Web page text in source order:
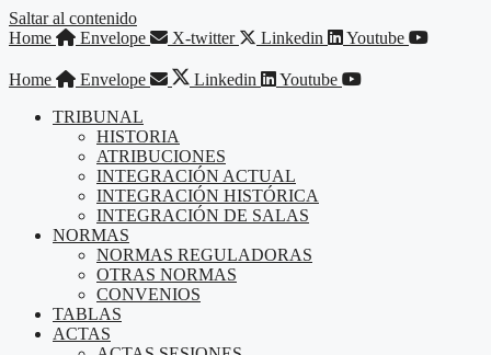
Saltar al contenido
Home
Envelope X-twitter Linkedin Youtube
Home Envelope Linkedin
Youtube
TRIBUNAL
HISTORIA
ATRIBUCIONES
INTEGRACIÓN ACTUAL
INTEGRACIÓN HISTÓRICA
INTEGRACIÓN DE SALAS
NORMAS
NORMAS REGULADORAS
OTRAS NORMAS
CONVENIOS
TABLAS
ACTAS